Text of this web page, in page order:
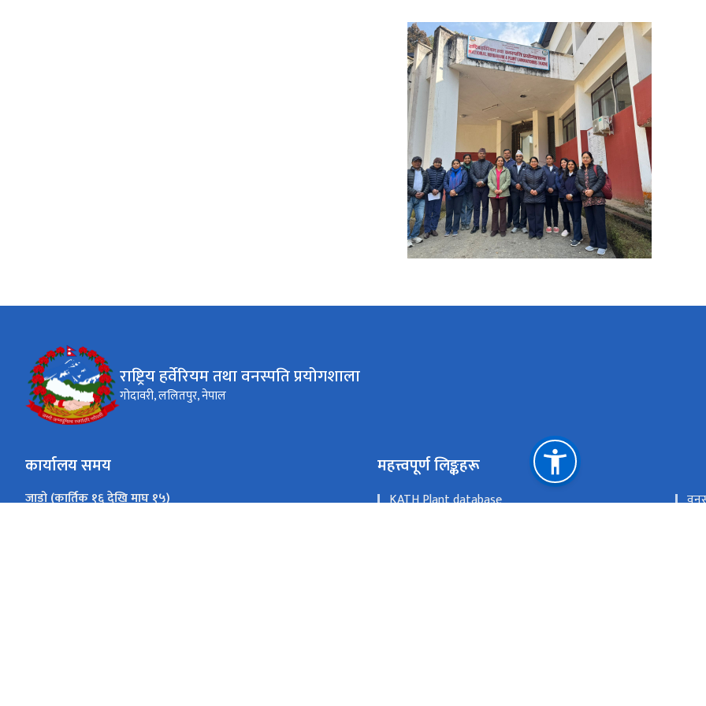
राष्ट्रिय हर्वेरियम तथा वनस्पति प्रयोगशाला
गोदावरी, ललितपुर, नेपाल
कार्यालय समय
जाडो (कार्तिक १६ देखि माघ १५)
महत्त्वपूर्ण लिङ्कहरू
KATH Plant database